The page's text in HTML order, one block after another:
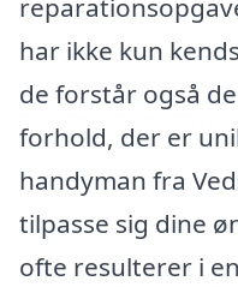
har ikke kun
de forstår også
forhold, der er
handyman fra
tilpasse sig dine
ofte resulterer i